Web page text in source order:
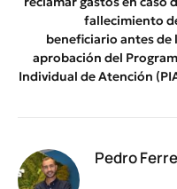
fallecimiento
beneficiario antes de
aprobación del
Individual de Atención
Pedro